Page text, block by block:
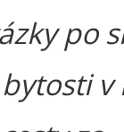
po
v